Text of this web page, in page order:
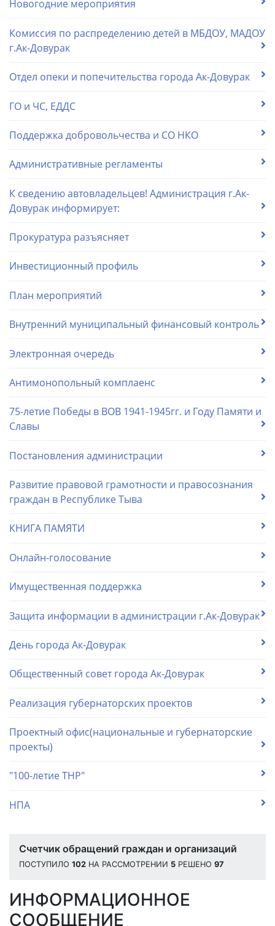
Новогодние мероприятия
Комиссия по распределению детей в МБДОУ, МАДОУ
г.Ак-Довурак
Отдел опеки и попечительства города Ак-Довурак
ГО и ЧС, ЕДДС
Поддержка добровольчества и СО НКО
Административные регламенты
К сведению автовладельцев! Администрация г.Ак-
Довурак информирует:
Прокуратура разъясняет
Инвестиционный профиль
План мероприятий
Внутренний муниципальный финансовый контроль
Электронная очередь
Антимонопольный комплаенс
75-летие Победы в ВОВ 1941-1945гг. и Году Памяти и
Славы
Постановления администрации
Развитие правовой грамотности и правосознания
граждан в Республике Тыва
КНИГА ПАМЯТИ
Онлайн-голосование
Имущественная поддержка
Защита информации в администрации г.Ак-Довурак
День города Ак-Довурак
Общественный совет города Ак-Довурак
Реализация губернаторских проектов
Проектный офис(национальные и губернаторские
проекты)
"100-летие ТНР"
НПА
Счетчик обращений граждан и организаций
ПОСТУПИЛО 102 НА РАССМОТРЕНИИ 5 РЕШЕНО 97
ИНФОРМАЦИОННОЕ
СООБЩЕНИЕ